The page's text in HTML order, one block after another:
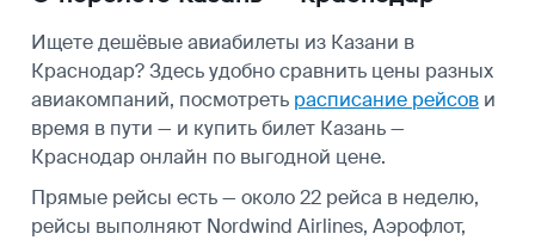
Ищете дешёвые авиабилеты из Казани в
Краснодар? Здесь удобно сравнить цены разных
авиакомпаний, посмотреть расписание рейсов и
время в пути — и купить билет Казань —
Краснодар онлайн по выгодной цене.
Прямые рейсы есть — около 22 рейса в неделю,
рейсы выполняют Nordwind Airlines, Аэрофлот,